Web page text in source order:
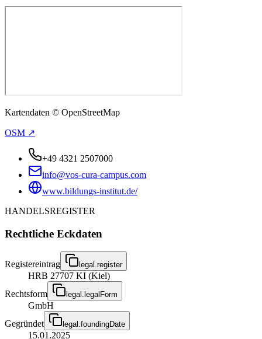
Kartendaten © OpenStreetMap
OSM ↗
+49 4321 2507000
info@vos-cura-campus.com
www.bildungs-institut.de/
HANDELSREGISTER
Rechtliche Eckdaten
Registereintrag legal.register
HRB 27707 KI (Kiel)
Rechtsform
legal.legalForm
GmbH
Gegründet
legal.foundingDate
15.01.2025